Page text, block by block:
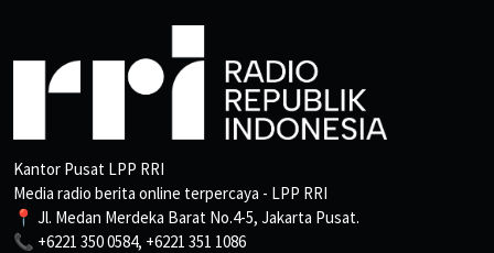
Kantor Pusat LPP RRI
Media radio berita online terpercaya - LPP RRI
📍 Jl. Medan Merdeka Barat No.4-5, Jakarta Pusat.
📞 +6221 350 0584, +6221 351 1086